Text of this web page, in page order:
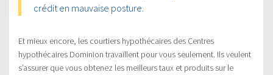
crédit en mauvaise posture.
Et mieux encore, les courtiers hypothécaires des Centres
hypothécaires Dominion travaillent pour vous seulement. Ils veulent
s’assurer que vous obtenez les meilleurs taux et produits sur le